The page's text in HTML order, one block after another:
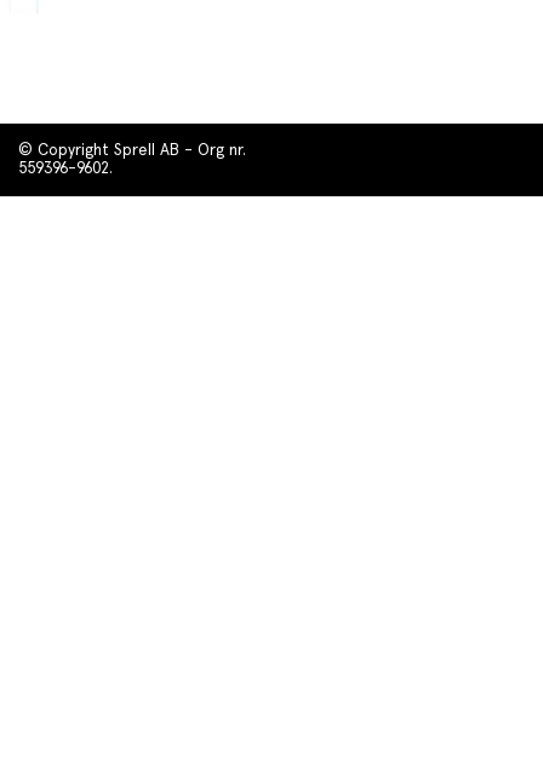
© Copyright Sprell AB - Org nr.
559396-9602.